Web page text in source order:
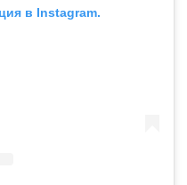
в Instagram.